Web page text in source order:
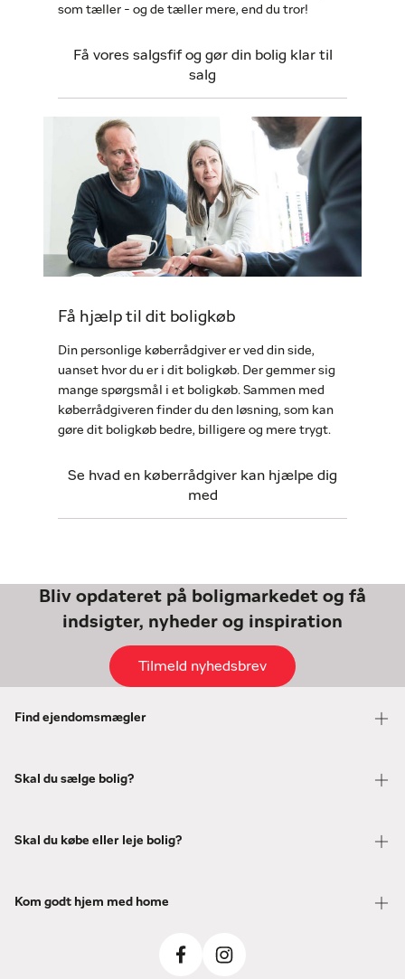
som tæller - og de tæller mere, end du tror!
Få vores salgsfif og gør din bolig klar til
salg
Få hjælp til dit boligkøb
Din personlige køberrådgiver er ved din side,
uanset hvor du er i dit boligkøb. Der gemmer sig
mange spørgsmål i et boligkøb. Sammen med
køberrådgiveren finder du den løsning, som kan
gøre dit boligkøb bedre, billigere og mere trygt.
Se hvad en køberrådgiver kan hjælpe dig
med
Bliv opdateret på boligmarkedet og få
indsigter, nyheder og inspiration
Tilmeld nyhedsbrev
Find ejendomsmægler
Skal du sælge bolig?
Skal du købe eller leje bolig?
Kom godt hjem med home